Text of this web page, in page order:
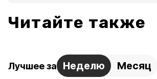
Читайте также
Лучшее за Неделю Месяц